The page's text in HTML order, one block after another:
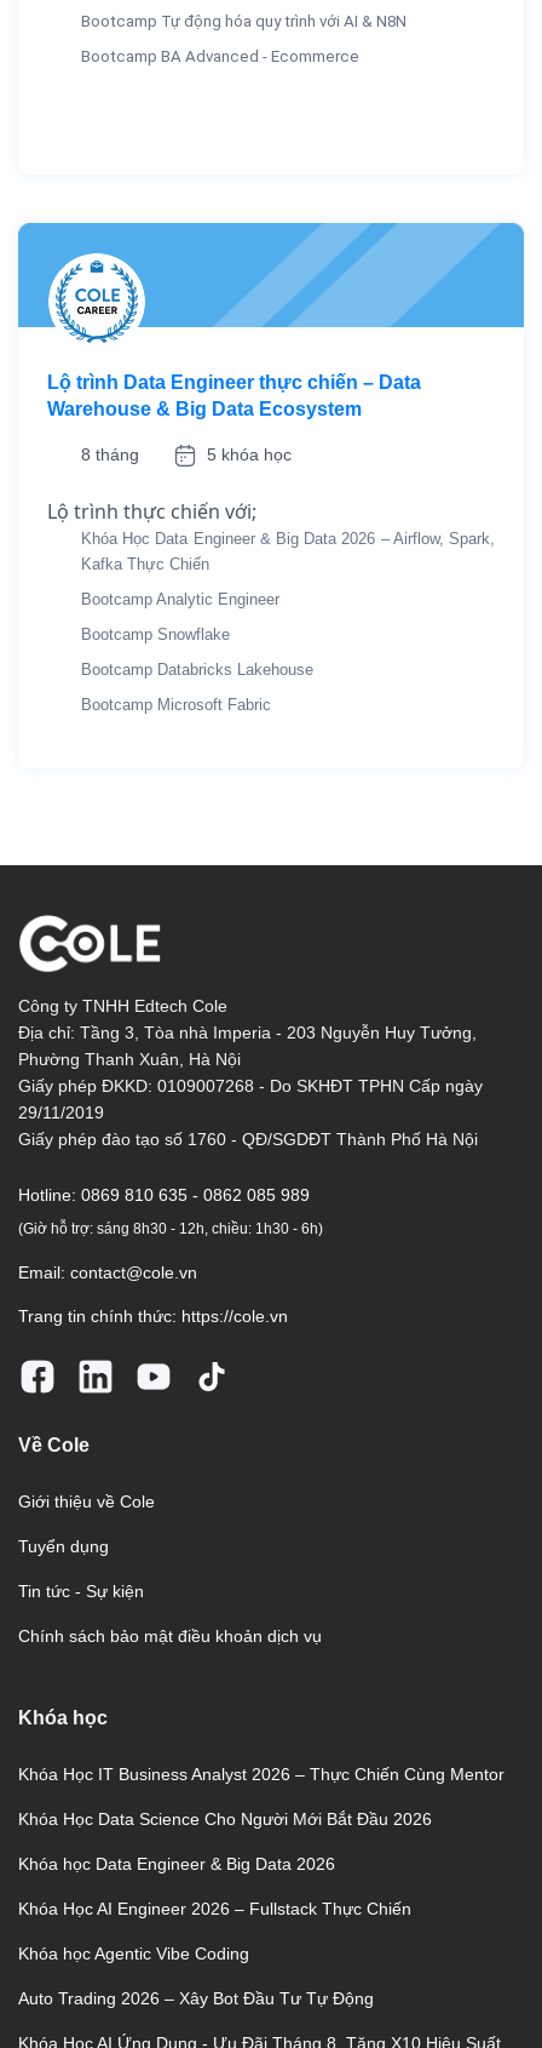
Bootcamp Tự động hóa quy trình với AI & N8N
Bootcamp BA Advanced - Ecommerce
Lộ trình Data Engineer thực chiến – Data
Warehouse & Big Data Ecosystem
8 tháng 5 khóa học
Lộ trình thực chiến với;
Khóa Học Data Engineer & Big Data 2026 – Airflow, Spark,
Kafka Thực Chiến
Bootcamp Analytic Engineer
Bootcamp Snowflake
Bootcamp Databricks Lakehouse
Bootcamp Microsoft Fabric
Công ty TNHH Edtech Cole
Địa chỉ: Tầng 3, Tòa nhà Imperia - 203 Nguyễn Huy Tưởng,
Phường Thanh Xuân, Hà Nội
Giấy phép ĐKKD: 0109007268 - Do SKHĐT TPHN Cấp ngày
29/11/2019
Giấy phép đào tạo số 1760 - QĐ/SGDĐT Thành Phố Hà Nội
Hotline: 0869 810 635 - 0862 085 989
(Giờ hỗ trợ: sáng 8h30 - 12h, chiều: 1h30 - 6h)
Email: contact@cole.vn
Trang tin chính thức: https://cole.vn
Về Cole
Giới thiệu về Cole
Tuyển dụng
Tin tức - Sự kiện
Chính sách bảo mật điều khoản dịch vụ
Khóa học
Khóa Học IT Business Analyst 2026 – Thực Chiến Cùng Mentor
Khóa Học Data Science Cho Người Mới Bắt Đầu 2026
Khóa học Data Engineer & Big Data 2026
Khóa Học AI Engineer 2026 – Fullstack Thực Chiến
Khóa học Agentic Vibe Coding
Auto Trading 2026 – Xây Bot Đầu Tư Tự Động
Khóa Học AI Ứng Dụng - Ưu Đãi Tháng 8, Tăng X10 Hiệu Suất